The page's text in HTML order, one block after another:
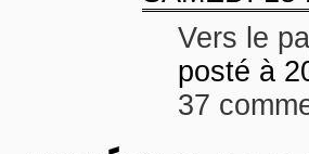
Vers le
posté à
37